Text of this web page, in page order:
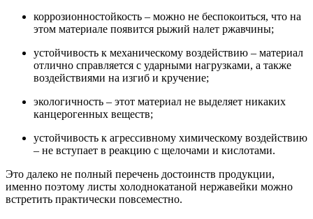
коррозионностойкость – можно не беспокоиться, что на
этом материале появится рыжий налет ржавчины;
устойчивость к механическому воздействию – материал
отлично справляется с ударными нагрузками, а также
воздействиями на изгиб и кручение;
экологичность – этот материал не выделяет никаких
канцерогенных веществ;
устойчивость к агрессивному химическому воздействию
– не вступает в реакцию с щелочами и кислотами.
Это далеко не полный перечень достоинств продукции,
именно поэтому листы холоднокатаной нержавейки можно
встретить практически повсеместно.